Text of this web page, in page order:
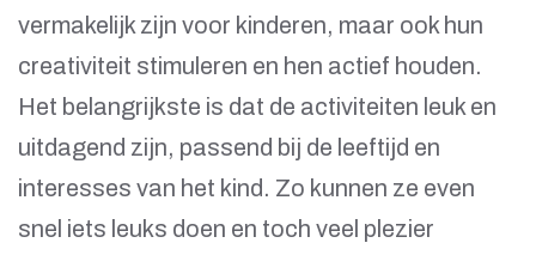
vermakelijk zijn voor kinderen, maar ook hun
creativiteit stimuleren en hen actief houden.
Het belangrijkste is dat de activiteiten leuk en
uitdagend zijn, passend bij de leeftijd en
interesses van het kind. Zo kunnen ze even
snel iets leuks doen en toch veel plezier